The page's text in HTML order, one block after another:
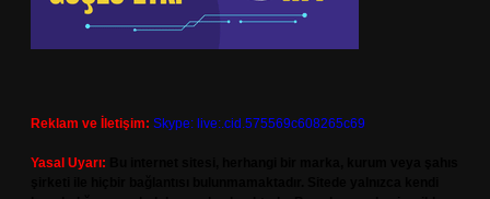
Reklam ve İletişim: Skype: live:.cid.575569c608265c69
Yasal Uyarı: